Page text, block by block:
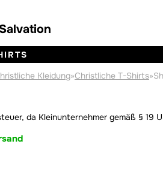
Kleidung»Christliche T-Shirts»
da Kleinunternehmer gemäß § 19